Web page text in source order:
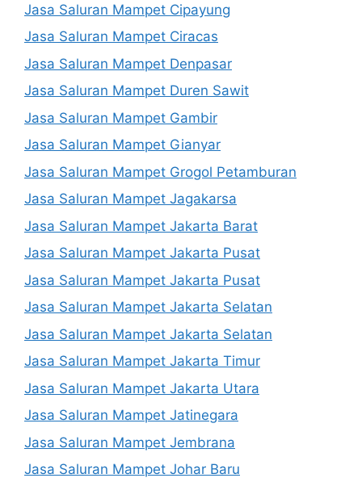
Jasa Saluran Mampet Cipayung
Jasa Saluran Mampet Ciracas
Jasa Saluran Mampet Denpasar
Jasa Saluran Mampet Duren Sawit
Jasa Saluran Mampet Gambir
Jasa Saluran Mampet Gianyar
Jasa Saluran Mampet Grogol Petamburan
Jasa Saluran Mampet Jagakarsa
Jasa Saluran Mampet Jakarta Barat
Jasa Saluran Mampet Jakarta Pusat
Jasa Saluran Mampet Jakarta Pusat
Jasa Saluran Mampet Jakarta Selatan
Jasa Saluran Mampet Jakarta Selatan
Jasa Saluran Mampet Jakarta Timur
Jasa Saluran Mampet Jakarta Utara
Jasa Saluran Mampet Jatinegara
Jasa Saluran Mampet Jembrana
Jasa Saluran Mampet Johar Baru